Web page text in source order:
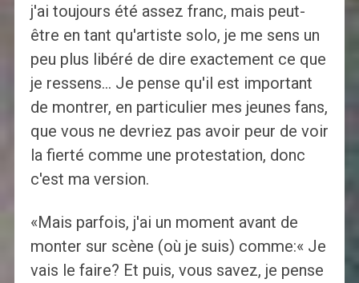
j'ai toujours été assez franc, mais peut-
être en tant qu'artiste solo, je me sens un
peu plus libéré de dire exactement ce que
je ressens… Je pense qu'il est important
de montrer, en particulier mes jeunes fans,
que vous ne devriez pas avoir peur de voir
la fierté comme une protestation, donc
c'est ma version.
«Mais parfois, j'ai un moment avant de
monter sur scène (où je suis) comme:« Je
vais le faire? Et puis, vous savez, je pense